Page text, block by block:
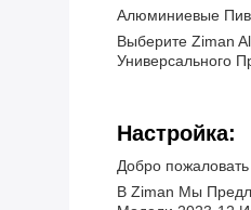
Алюминиевые
Выберите Ziman
Универсального
Настройка:
Добро
В Ziman Мы